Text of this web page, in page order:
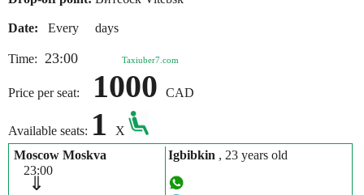
Date: Every days
Time: 23:00 Taxiuber7.com
Price per seat: 1000 CAD
Available seats: 1
X
Moscow Moskva
23:00
⇓
Igbibkin , 23 years old